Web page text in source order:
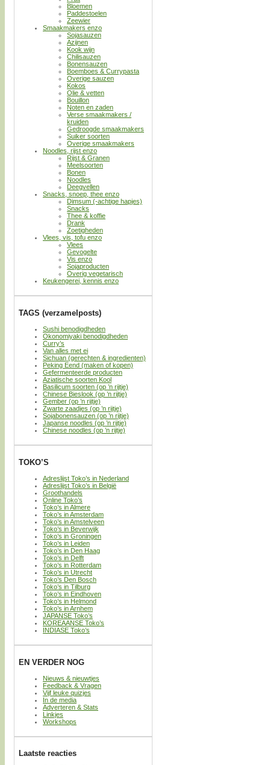
Bloemen
Paddestoelen
Zeewier
Smaakmakers enzo
Sojasauzen
Azijnen
Kook wijn
Chilisauzen
Bonensauzen
Boemboes & Currypasta
Overige sauzen
Kokos
Olie & vetten
Bouillon
Noten en zaden
Verse smaakmakers /
kruiden
Gedroogde smaakmakers
Suiker soorten
Overige smaakmakers
Noodles, rijst enzo
Rijst & Granen
Meelsoorten
Bonen
Noodles
Deegvellen
Snacks, snoep, thee enzo
Dimsum (-achtige hapjes)
Snacks
Thee & koffie
Drank
Zoetigheden
Vlees, vis, tofu enzo
Vlees
Gevogelte
Vis enzo
Sojaproducten
Overig vegetarisch
Keukengerei, kennis enzo
TAGS (verzamelposts)
Sushi benodigdheden
Okonomiyaki benodigdheden
Curry’s
Van alles met ei
Sichuan (gerechten & ingredienten)
Peking Eend (maken of kopen)
Gefermenteerde producten
Aziatische soorten Kool
Basilicum soorten (op ’n rijtje)
Chinese Bieslook (op ’n rijtje)
Gember (op ’n rijtje)
Zwarte zaadjes (op ’n rijtje)
Sojabonensauzen (op ’n rijtje)
Japanse noodles (op ’n rijtje)
Chinese noodles (op ’n rijtje)
TOKO’S
Adreslijst Toko’s in Nederland
Adreslijst Toko’s in België
Groothandels
Online Toko’s
Toko’s in Almere
Toko’s in Amsterdam
Toko’s in Amstelveen
Toko’s in Beverwijk
Toko’s in Groningen
Toko’s in Leiden
Toko’s in Den Haag
Toko’s in Delft
Toko’s in Rotterdam
Toko’s in Utrecht
Toko’s Den Bosch
Toko’s in Tilburg
Toko’s in Eindhoven
Toko’s in Helmond
Toko’s in Arnhem
JAPANSE Toko’s
KOREAANSE Toko’s
INDIASE Toko’s
EN VERDER NOG
Nieuws & nieuwtjes
Feedback & Vragen
Vijf leuke quizjes
In de media
Adverteren & Stats
Linkjes
Workshops
Laatste reacties